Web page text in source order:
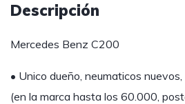
Descripción
Mercedes Benz C200
• Unico dueño, neumaticos
(en la marca hasta los 60.000,